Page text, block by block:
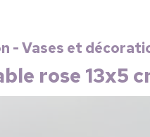
- Vases et
rose 13x5